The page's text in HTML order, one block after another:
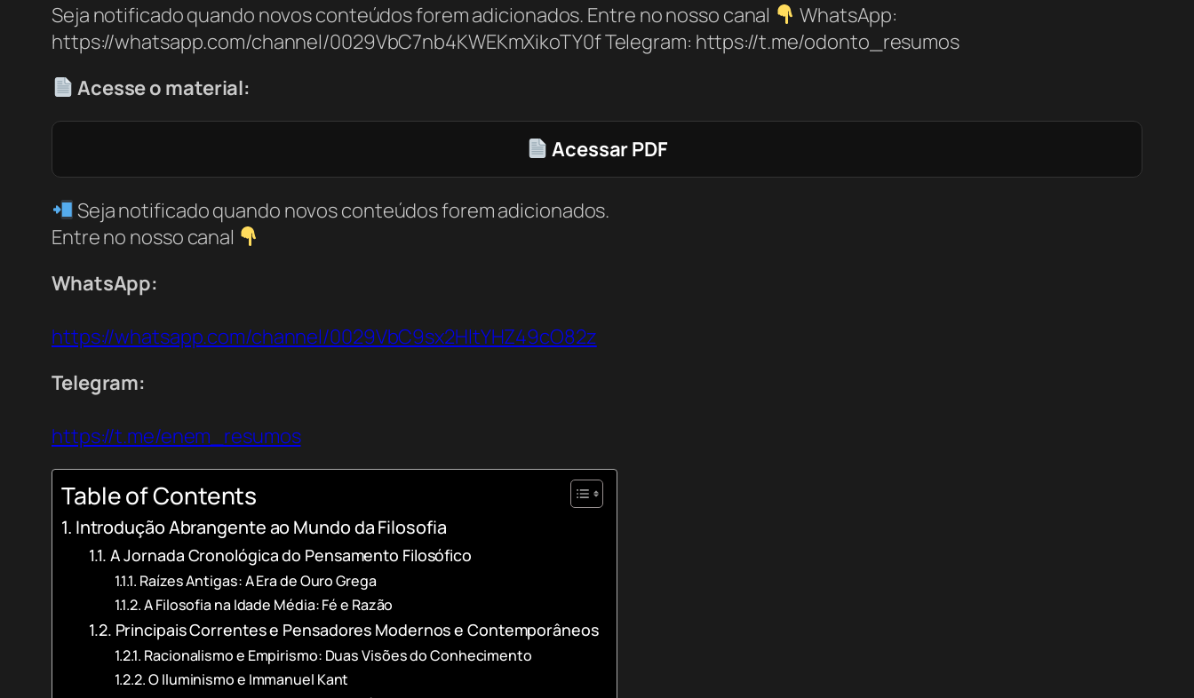
Seja notificado quando novos conteúdos forem adicionados. Entre no nosso canal
WhatsApp:
https://whatsapp.com/channel/0029VbC7nb4KWEKmXikoTY0f Telegram: https://t.me/odonto_resumos
Acesse o material:
Acessar PDF
Seja notificado quando novos conteúdos forem adicionados.
Entre no nosso canal
WhatsApp:
https://whatsapp.com/channel/0029VbC9sx2HltYHZ49cO82z
Telegram:
https://t.me/enem_resumos
Table of Contents
Introdução Abrangente ao Mundo da Filosofia
A Jornada Cronológica do Pensamento Filosófico
Raízes Antigas: A Era de Ouro Grega
A Filosofia na Idade Média: Fé e Razão
Principais Correntes e Pensadores Modernos e Contemporâneos
Racionalismo e Empirismo: Duas Visões do Conhecimento
O Iluminismo e Immanuel Kant